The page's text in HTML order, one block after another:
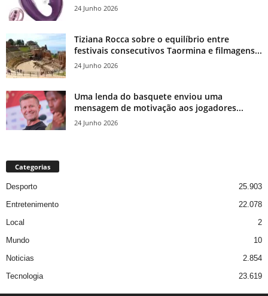
24 Junho 2026
Tiziana Rocca sobre o equilíbrio entre
festivais consecutivos Taormina e filmagens...
24 Junho 2026
Uma lenda do basquete enviou uma
mensagem de motivação aos jogadores...
24 Junho 2026
Categorias
Desporto
25.903
Entretenimento
22.078
Local
2
Mundo
10
Noticias
2.854
Tecnologia
23.619